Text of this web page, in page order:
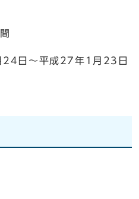
～平成27年1月23日